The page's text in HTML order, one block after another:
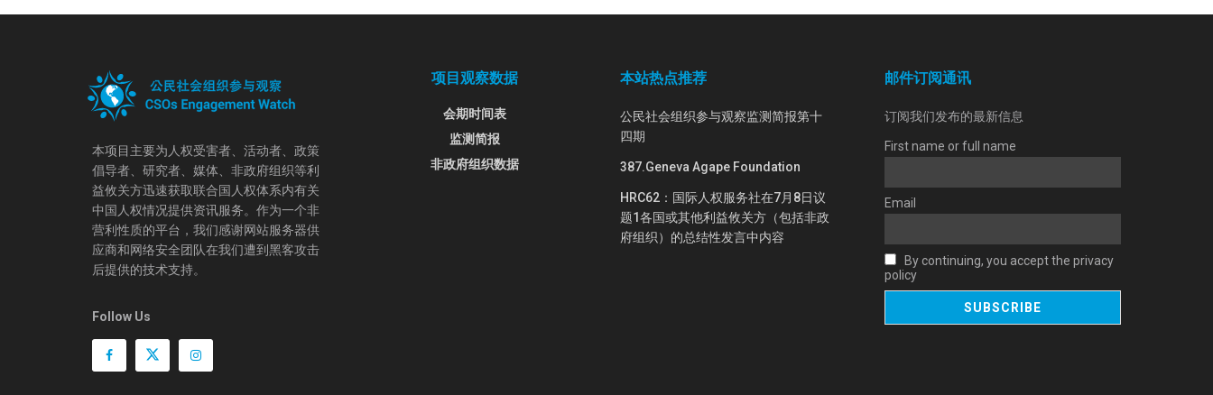
本项目主要为人权受害者、活动者、政策
倡导者、研究者、媒体、非政府组织等利
益攸关方迅速获取联合国人权体系内有关
中国人权情况提供资讯服务。作为一个非
营利性质的平台，我们感谢网站服务器供
应商和网络安全团队在我们遭到黑客攻击
后提供的技术支持。
Follow Us
项目观察数据
会期时间表
监测简报
非政府组织数据
本站热点推荐
公民社会组织参与观察监测简报第十
四期
387.Geneva Agape Foundation
HRC62：国际人权服务社在7月8日议
题1各国或其他利益攸关方（包括非政
府组织）的总结性发言中内容
邮件订阅通讯
订阅我们发布的最新信息
First name or full name
Email
By continuing, you accept the privacy
policy